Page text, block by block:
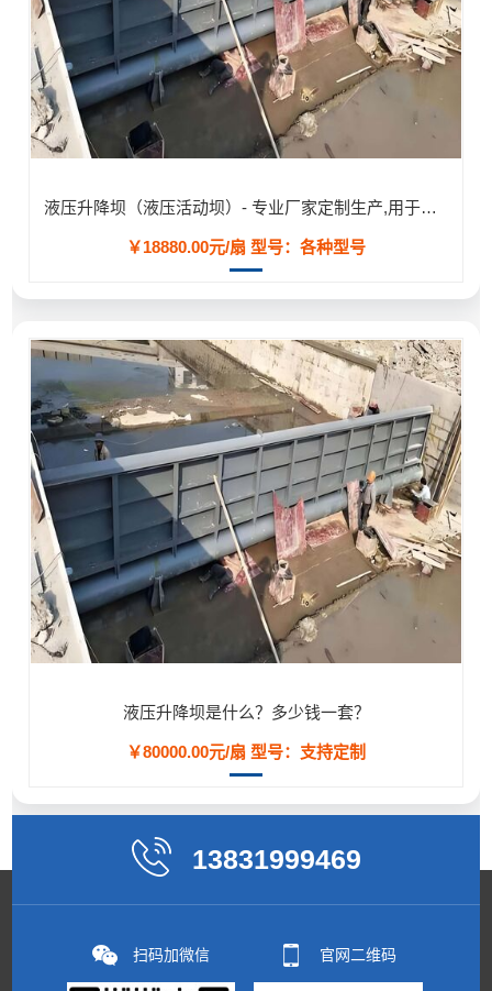
￥18880.00元/扇 型号：各种型号
液压升降坝是什么？多少钱一套？
￥80000.00元/扇 型号：支持定制
13831999469
扫码加微信 官网二维码